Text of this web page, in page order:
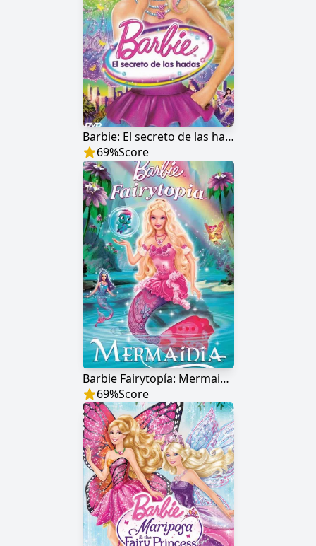
Barbie: El secreto de las hadas
69%Score
Barbie Fairytopía: Mermaidia
69%Score